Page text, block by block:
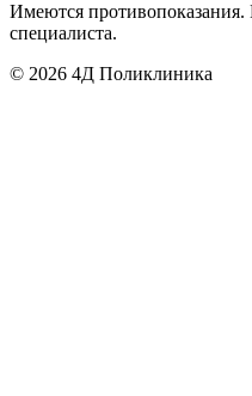
Имеются противопоказания.
специалиста.
© 2026 4Д Поликлиника